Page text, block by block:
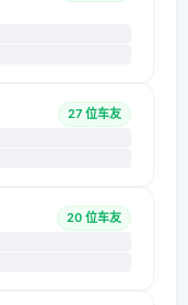
27 位车友
20 位车友